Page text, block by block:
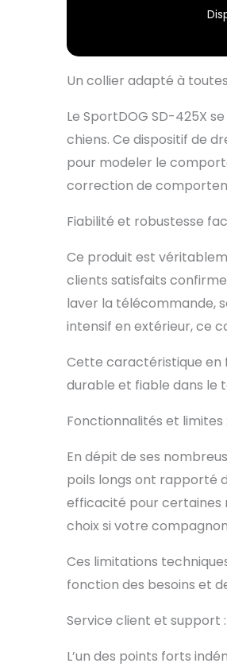
Un collier adapté à
Le SportDOG SD-425X
chiens. Ce dispositif de
pour modeler le
correction de
Fiabilité et robustesse
Ce produit est
clients satisfaits
laver la télécommande,
intensif en extérieur, ce
Cette caractéristique en
durable et fiable dans le
Fonctionnalités et limites
En dépit de ses
poils longs ont rapporté
efficacité pour certaines
choix si votre
Ces limitations
fonction des besoins et
Service client et support
L’un des points forts